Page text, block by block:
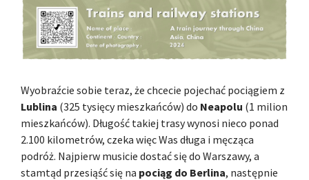
Wyobraźcie sobie teraz, że chcecie pojechać pociągiem z
Lublina (325 tysięcy mieszkańców) do Neapolu (1 milion
mieszkańców). Długość takiej trasy wynosi nieco ponad
2.100 kilometrów, czeka więc Was długa i męcząca
podróż. Najpierw musicie dostać się do Warszawy, a
stamtąd przesiąść się na pociąg do Berlina, następnie